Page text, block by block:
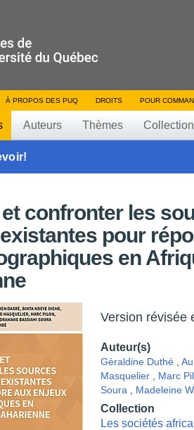
À PROPOS DES PUQ DROITS POUR
Auteurs Thèmes
confronter les
pour
en
Version révisée
Auteur(s)
Géraldine Duthé
Masquelier
Marc
Soura
Madeleine
Collection
Les sociétés